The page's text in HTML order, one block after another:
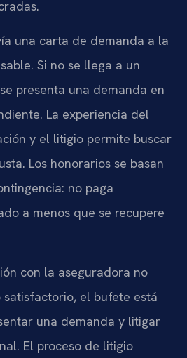
una carta de demanda a la
Si no se llega a un
presenta una demanda en
La experiencia del
y el litigio permite buscar
Los honorarios se basan
no paga
a menos que se recupere
con la aseguradora no
el bufete está
una demanda y litigar
El proceso de litigio